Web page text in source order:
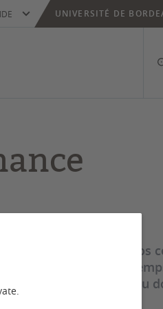
UNIVERSITÉ DE
en confrontant vos
universitaire et
L’alternant bénéficie du